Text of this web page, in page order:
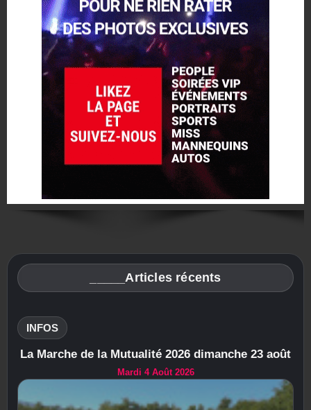
_____Articles récents
INFOS
La Marche de la Mutualité 2026 dimanche 23 août
Mardi 4 Août 2026